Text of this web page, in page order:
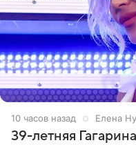
10 часов назад Елена
39-летняя